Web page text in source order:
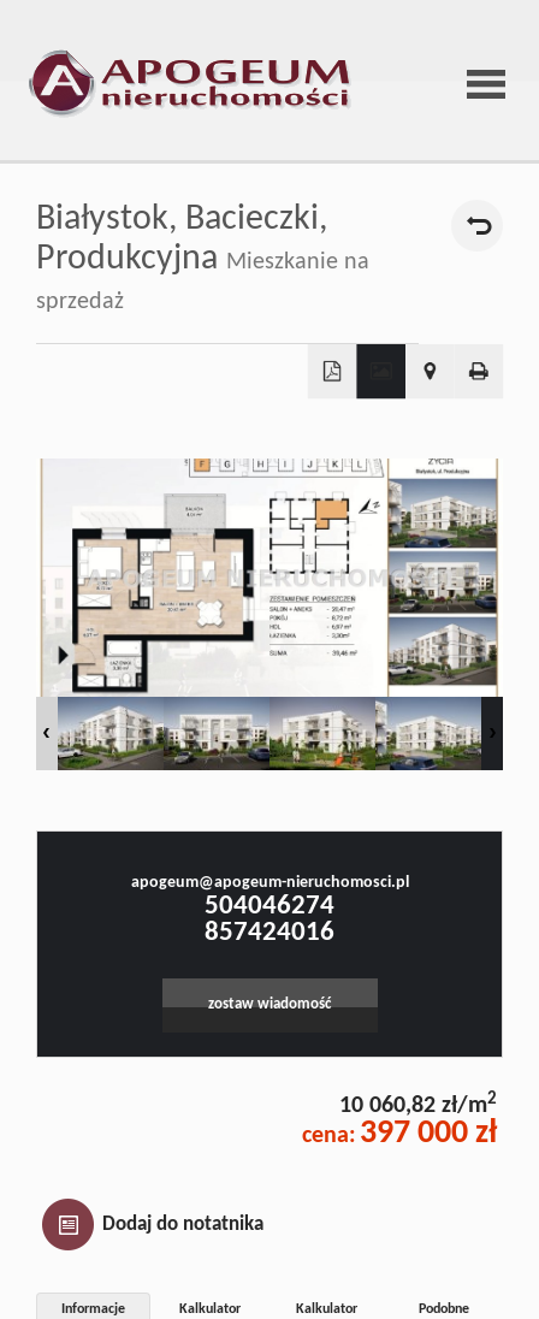
Strona
Oferta
Rynek
Białystok, Bacieczki,
Produkcyjna Mieszkanie na
sprzedaż
apogeum@apogeum-nieruchomosci.pl
504046274
857424016
zostaw wiadomość
10 060,82 zł/m2
cena: 397 000 zł
Dodaj do notatnika
Informacje
Kalkulator
Kalkulator
Podobne